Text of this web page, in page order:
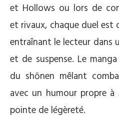
et Hollows ou lors de
et rivaux, chaque duel est
entraînant le lecteur dans
et de suspense. Le
du shōnen mêlant
avec un humour propre à
pointe de légèreté.